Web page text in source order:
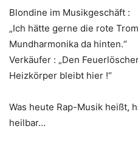
Blondine im Musikgeschäft :
„Ich hätte gerne die rote
Mundharmonika da hinten.“
Verkäufer : „Den
Heizkörper bleibt hier !“
Was heute Rap-Musik heißt,
heilbar…